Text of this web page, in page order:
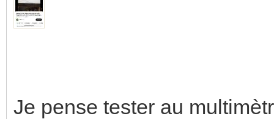
Je pense tester au